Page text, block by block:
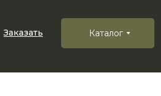
Каталог
Заказать